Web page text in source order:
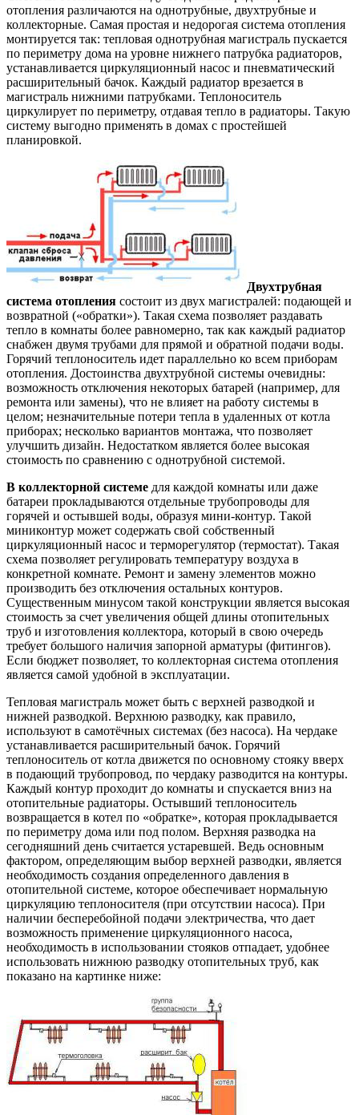
отопления различаются на однотрубные, двухтрубные и
коллекторные. Самая простая и недорогая система отопления
монтируется так: тепловая однотрубная магистраль пускается
по периметру дома на уровне нижнего патрубка радиаторов,
устанавливается циркуляционный насос и пневматический
расширительный бачок. Каждый радиатор врезается в
магистраль нижними патрубками. Теплоноситель
циркулирует по периметру, отдавая тепло в радиаторы. Такую
систему выгодно применять в домах с простейшей
планировкой.
Двухтрубная
система отопления состоит из двух магистралей: подающей и
возвратной («обратки»). Такая схема позволяет раздавать
тепло в комнаты более равномерно, так как каждый радиатор
снабжен двумя трубами для прямой и обратной подачи воды.
Горячий теплоноситель идет параллельно ко всем приборам
отопления. Достоинства двухтрубной системы очевидны:
возможность отключения некоторых батарей (например, для
ремонта или замены), что не влияет на работу системы в
целом; незначительные потери тепла в удаленных от котла
приборах; несколько вариантов монтажа, что позволяет
улучшить дизайн. Недостатком является более высокая
стоимость по сравнению с однотрубной системой.
В коллекторной системе для каждой комнаты или даже
батареи прокладываются отдельные трубопроводы для
горячей и остывшей воды, образуя мини-контур. Такой
миниконтур может содержать свой собственный
циркуляционный насос и терморегулятор (термостат). Такая
схема позволяет регулировать температуру воздуха в
конкретной комнате. Ремонт и замену элементов можно
производить без отключения остальных контуров.
Существенным минусом такой конструкции является высокая
стоимость за счет увеличения общей длины отопительных
труб и изготовления коллектора, который в свою очередь
требует большого наличия запорной арматуры (фитингов).
Если бюджет позволяет, то коллекторная система отопления
является самой удобной в эксплуатации.
Тепловая магистраль может быть с верхней разводкой и
нижней разводкой. Верхнюю разводку, как правило,
используют в самотёчных системах (без насоса). На чердаке
устанавливается расширительный бачок. Горячий
теплоноситель от котла движется по основному стояку вверх
в подающий трубопровод, по чердаку разводится на контуры.
Каждый контур проходит до комнаты и спускается вниз на
отопительные радиаторы. Остывший теплоноситель
возвращается в котел по «обратке», которая прокладывается
по периметру дома или под полом. Верхняя разводка на
сегодняшний день считается устаревшей. Ведь основным
фактором, определяющим выбор верхней разводки, является
необходимость создания определенного давления в
отопительной системе, которое обеспечивает нормальную
циркуляцию теплоносителя (при отсутствии насоса). При
наличии бесперебойной подачи электричества, что дает
возможность применение циркуляционного насоса,
необходимость в использовании стояков отпадает, удобнее
использовать нижнюю разводку отопительных труб, как
показано на картинке ниже: